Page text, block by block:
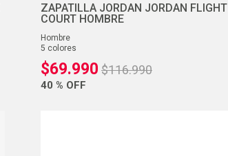
ZAPATILLA JORDAN JORDAN FLIGHT
COURT HOMBRE
hombre
5 colores
$69.990 $116.990
40 % OFF